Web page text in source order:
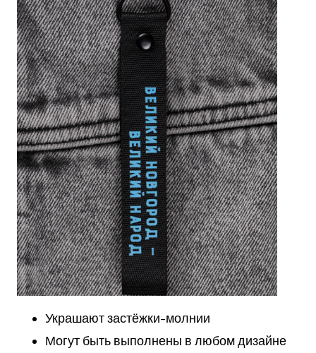
Украшают застёжки-молнии
Могут быть выполнены в любом дизайне